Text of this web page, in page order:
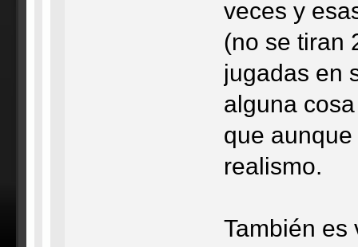
veces y
(no se tiran
jugadas en
alguna
que
realismo.
También